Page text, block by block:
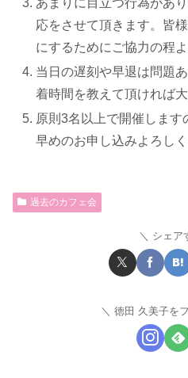
応をさせて頂きます。皆
にするためにご協力の程
当日の遅刻や早退は問題
着時間を教えて頂ければ大
原則3名以上で開催しま
早めのお申し込みよろし
過去のカフェ会
シェア
徳田 久美子を